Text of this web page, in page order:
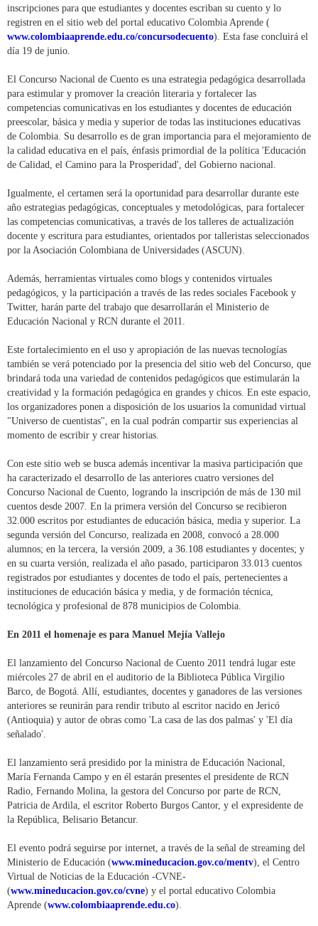
inscripciones para que estudiantes y docentes escriban su cuento y lo
registren en el sitio web del portal educativo Colombia Aprende (
www.colombiaaprende.edu.co/concursodecuento). Esta fase concluirá el
día 19 de junio.
El Concurso Nacional de Cuento es una estrategia pedagógica desarrollada
para estimular y promover la creación literaria y fortalecer las
competencias comunicativas en los estudiantes y docentes de educación
preescolar, básica y media y superior de todas las instituciones educativas
de Colombia. Su desarrollo es de gran importancia para el mejoramiento de
la calidad educativa en el país, énfasis primordial de la política 'Educación
de Calidad, el Camino para la Prosperidad', del Gobierno nacional.
Igualmente, el certamen será la oportunidad para desarrollar durante este
año estrategias pedagógicas, conceptuales y metodológicas, para fortalecer
las competencias comunicativas, a través de los talleres de actualización
docente y escritura para estudiantes, orientados por talleristas seleccionados
por la Asociación Colombiana de Universidades (ASCUN).
Además, herramientas virtuales como blogs y contenidos virtuales
pedagógicos, y la participación a través de las redes sociales Facebook y
Twitter, harán parte del trabajo que desarrollarán el Ministerio de
Educación Nacional y RCN durante el 2011.
Este fortalecimiento en el uso y apropiación de las nuevas tecnologías
también se verá potenciado por la presencia del sitio web del Concurso, que
brindará toda una variedad de contenidos pedagógicos que estimularán la
creatividad y la formación pedagógica en grandes y chicos. En este espacio,
los organizadores ponen a disposición de los usuarios la comunidad virtual
"Universo de cuentistas", en la cual podrán compartir sus experiencias al
momento de escribir y crear historias.
Con este sitio web se busca además incentivar la masiva participación que
ha caracterizado el desarrollo de las anteriores cuatro versiones del
Concurso Nacional de Cuento, logrando la inscripción de más de 130 mil
cuentos desde 2007. En la primera versión del Concurso se recibieron
32.000 escritos por estudiantes de educación básica, media y superior. La
segunda versión del Concurso, realizada en 2008, convocó a 28.000
alumnos; en la tercera, la versión 2009, a 36.108 estudiantes y docentes; y
en su cuarta versión, realizada el año pasado, participaron 33.013 cuentos
registrados por estudiantes y docentes de todo el país, pertenecientes a
instituciones de educación básica y media, y de formación técnica,
tecnológica y profesional de 878 municipios de Colombia.
En 2011 el homenaje es para Manuel Mejía Vallejo
El lanzamiento del Concurso Nacional de Cuento 2011 tendrá lugar este
miércoles 27 de abril en el auditorio de la Biblioteca Pública Virgilio
Barco, de Bogotá. Allí, estudiantes, docentes y ganadores de las versiones
anteriores se reunirán para rendir tributo al escritor nacido en Jericó
(Antioquia) y autor de obras como 'La casa de las dos palmas' y 'El día
señalado'.
El lanzamiento será presidido por la ministra de Educación Nacional,
María Fernanda Campo y en él estarán presentes el presidente de RCN
Radio, Fernando Molina, la gestora del Concurso por parte de RCN,
Patricia de Ardila, el escritor Roberto Burgos Cantor, y el expresidente de
la República, Belisario Betancur.
El evento podrá seguirse por internet, a través de la señal de streaming del
Ministerio de Educación (www.mineducacion.gov.co/mentv), el Centro
Virtual de Noticias de la Educación -CVNE-
(www.mineducacion.gov.co/cvne) y el portal educativo Colombia
Aprende (www.colombiaaprende.edu.co).